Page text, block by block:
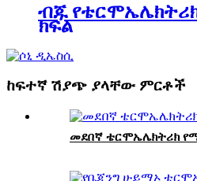
ብጁ
ክፍል
ከፍተኛ ሽያጭ ያላቸው ምርቶች
መደበኛ ቴርሞኤሌክትሪክ